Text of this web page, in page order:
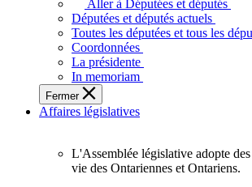
députés
vous
représentent
sein
de
l'Assemblée
législative
l'Ontario.
Aller à Députées et députés
Députées et députés actuels
Toutes les députées et tous les
Coordonnées
La présidente
In memoriam
Fermer
Affaires législatives
L'Assemblée
L'Assemblée législative adopte
vie des Ontariennes et Ontariens.